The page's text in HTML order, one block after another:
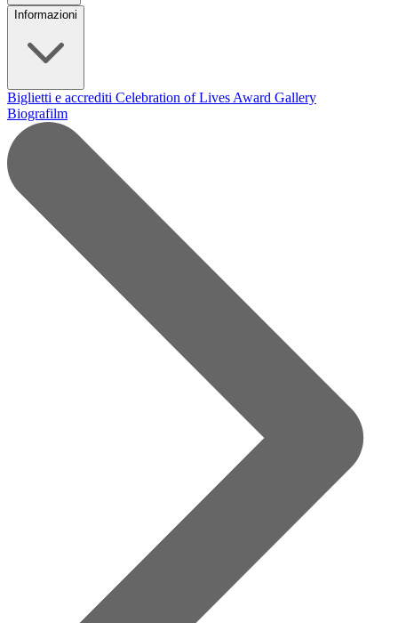
Informazioni
Biglietti e accrediti Celebration of Lives Award Gallery
Biografilm